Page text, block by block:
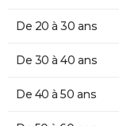
De 20 à 30 ans
De 30 à 40 ans
De 40 à 50 ans